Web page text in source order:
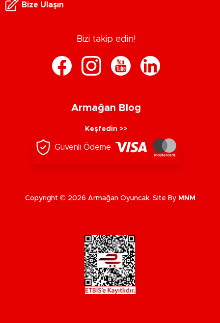
Bize Ulaşın
Bizi takip edin!
Armağan Blog
Keşfedin >>
Güvenli Ödeme
Copyright © 2026 Armağan Oyuncak. Site By MNM